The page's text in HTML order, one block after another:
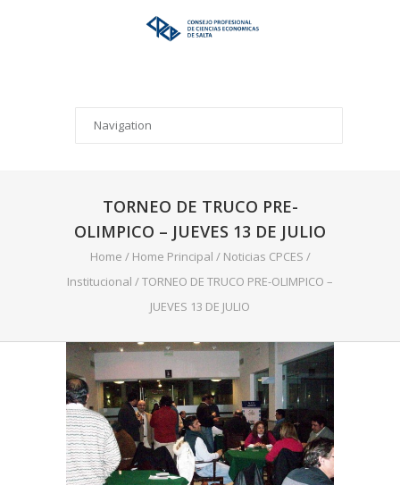
TORNEO DE TRUCO PRE-
OLIMPICO – JUEVES 13 DE JULIO
Home / Home Principal / Noticias CPCES /
Institucional /TORNEO DE TRUCO PRE-OLIMPICO –
JUEVES 13 DE JULIO